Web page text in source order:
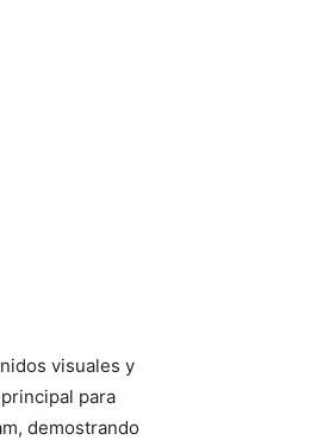
visuales y
para
demostrando